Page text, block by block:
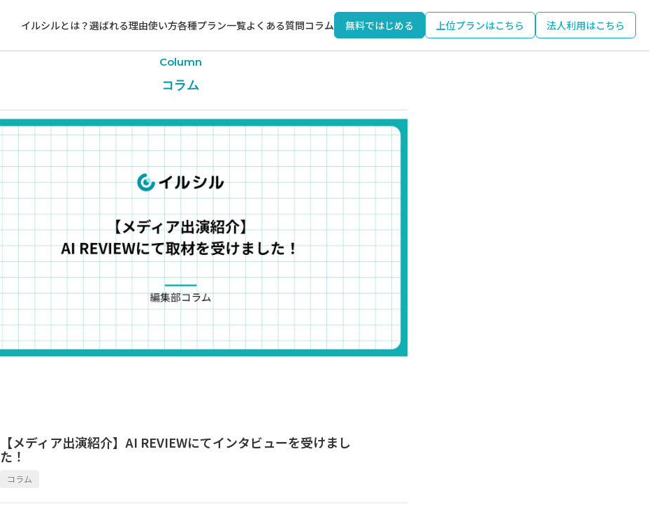
イルシルとは？選ばれる理由使い方各種プラン一覧よくある質問コラム 無料ではじめる 上位プランはこちら 法人利用はこちら
Column
コラム
【メディア出演紹介】AI REVIEWにてインタビューを受けまし
た！
コラム